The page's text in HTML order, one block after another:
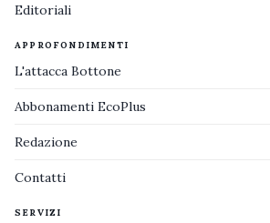
Editoriali
APPROFONDIMENTI
L'attacca Bottone
Abbonamenti EcoPlus
Redazione
Contatti
SERVIZI